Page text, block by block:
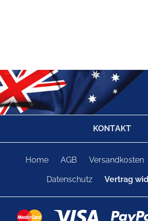
KONTAKT
Home AGB Versandkosten
Datenschutz Vertrag